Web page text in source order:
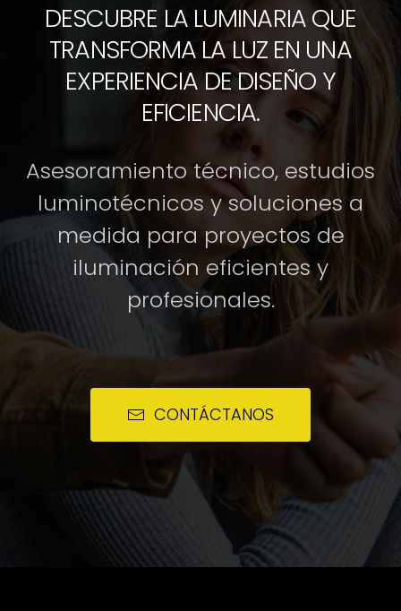
DESCUBRE LA LUMINARIA QUE
TRANSFORMA LA LUZ EN UNA
EXPERIENCIA DE DISEÑO Y
EFICIENCIA.
Asesoramiento técnico, estudios
luminotécnicos y soluciones a
medida para proyectos de
iluminación eficientes y
profesionales.
CONTÁCTANOS